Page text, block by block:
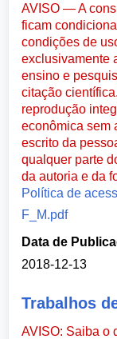
AVISO — A
ficam
condições de
exclusivamente
ensino e
citação
reprodução
econômica sem
escrito da
qualquer parte
da autoria e da
Política de
F_M.pdf
Data de
2018-12-13
Trabalhos
AVISO: Saiba o